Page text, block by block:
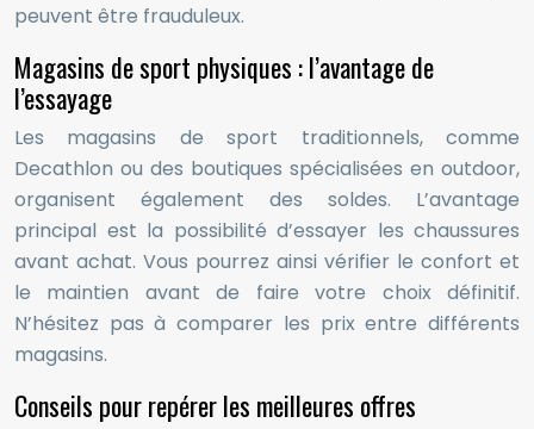
peuvent être frauduleux.
Magasins de sport physiques : l’avantage de
l’essayage
Les magasins de sport traditionnels, comme
Decathlon ou des boutiques spécialisées en outdoor,
organisent également des soldes. L’avantage
principal est la possibilité d’essayer les chaussures
avant achat. Vous pourrez ainsi vérifier le confort et
le maintien avant de faire votre choix définitif.
N’hésitez pas à comparer les prix entre différents
magasins.
Conseils pour repérer les meilleures offres